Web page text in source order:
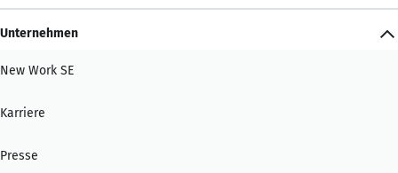
Unternehmen
New Work SE
Karriere
Presse